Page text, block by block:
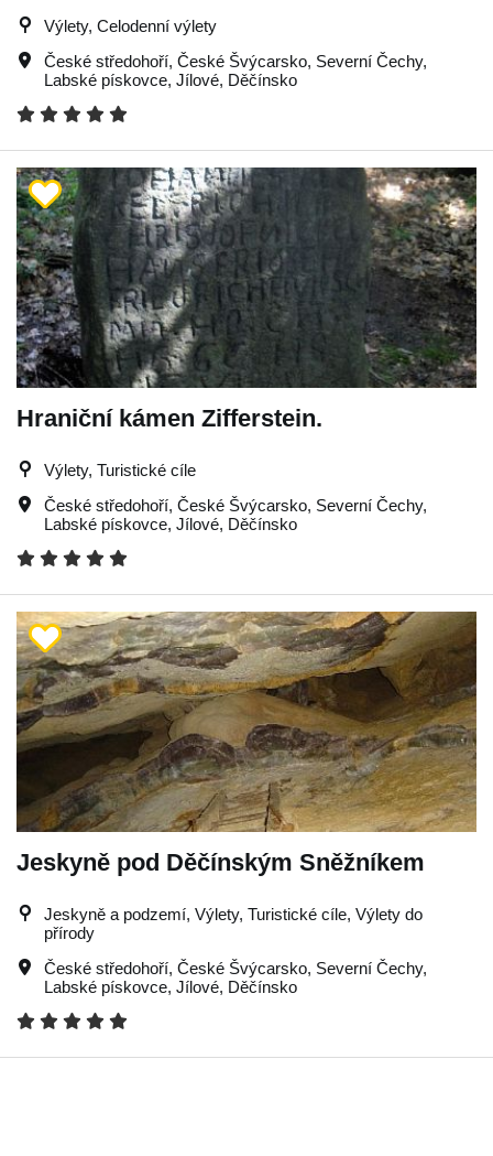
Výlety, Celodenní výlety
České středohoří, České Švýcarsko, Severní Čechy,
Labské pískovce, Jílové, Děčínsko
Hraniční kámen Zifferstein.
Výlety, Turistické cíle
České středohoří, České Švýcarsko, Severní Čechy,
Labské pískovce, Jílové, Děčínsko
Jeskyně pod Děčínským Sněžníkem
Jeskyně a podzemí, Výlety, Turistické cíle, Výlety do
přírody
České středohoří, České Švýcarsko, Severní Čechy,
Labské pískovce, Jílové, Děčínsko